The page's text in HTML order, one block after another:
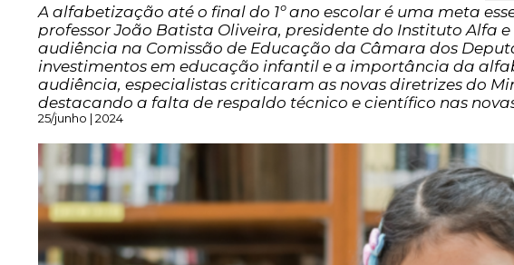
A alfabetização até o final do 1º ano escolar é uma meta
professor João Batista Oliveira, presidente do Instituto Alfa
audiência na Comissão de Educação da Câmara dos
investimentos em educação infantil e a importância da
audiência, especialistas criticaram as novas diretrizes do
destacando a falta de respaldo técnico e científico nas
25/junho | 2024